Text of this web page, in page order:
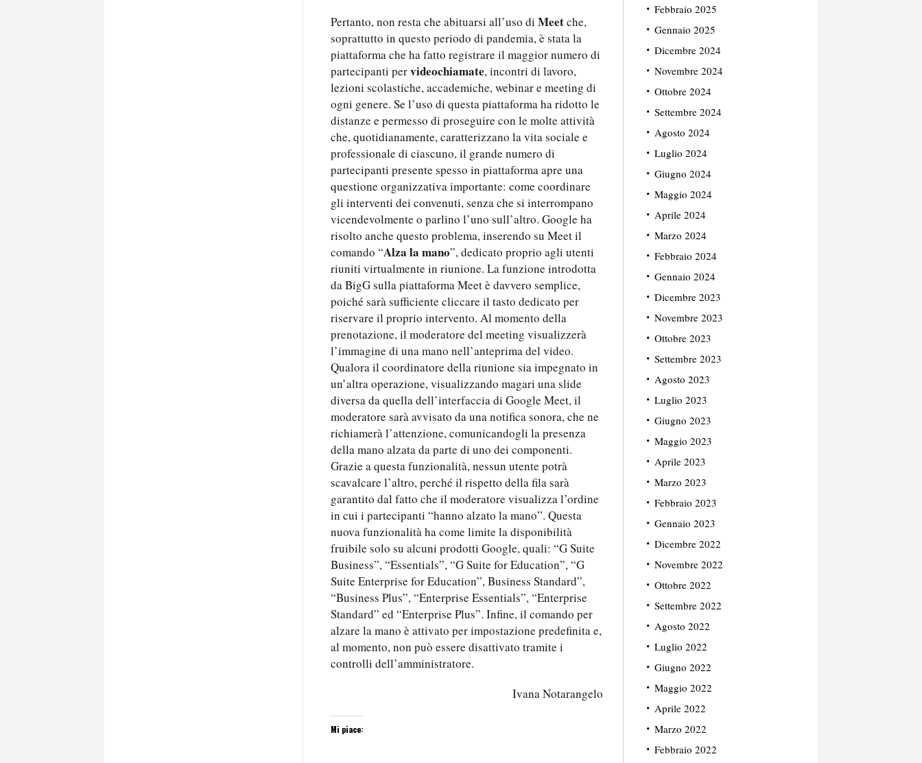
Pertanto, non resta che abituarsi all’uso di Meetche,
soprattutto in questo periodo di pandemia, è stata la
piattaforma che ha fatto registrare il maggior numero di
partecipanti pervideochiamate, incontri di lavoro,
lezioni scolastiche, accademiche, webinar e meeting di
ogni genere. Se l’uso di questa piattaforma ha ridotto le
distanze e permesso di proseguire con le molte attività
che, quotidianamente, caratterizzano la vita sociale e
professionale di ciascuno, il grande numero di
partecipanti presente spesso in piattaforma apre una
questione organizzativa importante: come coordinare
gli interventi dei convenuti, senza che si interrompano
vicendevolmente o parlino l’uno sull’altro. Google ha
risolto anche questo problema, inserendo su Meet il
comando “Alza la mano”, dedicato proprio agli utenti
riuniti virtualmente in riunione. La funzione introdotta
da BigG sulla piattaforma Meet è davvero semplice,
poiché sarà sufficiente cliccare il tasto dedicato per
riservare il proprio intervento. Al momento della
prenotazione, il moderatore del meeting visualizzerà
l’immagine di una mano nell’anteprima del video.
Qualora il coordinatore della riunione sia impegnato in
un’altra operazione, visualizzando magari una slide
diversa da quella dell’interfaccia di Google Meet, il
moderatore sarà avvisato da una notifica sonora, che ne
richiamerà l’attenzione, comunicandogli la presenza
della mano alzata da parte di uno dei componenti.
Grazie a questa funzionalità, nessun utente potrà
scavalcare l’altro, perché il rispetto della fila sarà
garantito dal fatto che il moderatore visualizza l’ordine
in cui i partecipanti “hanno alzato la mano”. Questa
nuova funzionalità ha come limite la disponibilità
fruibile solo su alcuni prodotti Google, quali: “G Suite
Business”, “Essentials”, “G Suite for Education”, “G
Suite Enterprise for Education”, Business Standard”,
“Business Plus”, “Enterprise Essentials”, “Enterprise
Standard” ed “Enterprise Plus”. Infine, il comando per
alzare la mano è attivato per impostazione predefinita e,
al momento, non può essere disattivato tramite i
controlli dell’amministratore.
Ivana Notarangelo
Mi piace:
Febbraio 2025
Gennaio 2025
Dicembre 2024
Novembre 2024
Ottobre 2024
Settembre 2024
Agosto 2024
Luglio 2024
Giugno 2024
Maggio 2024
Aprile 2024
Marzo 2024
Febbraio 2024
Gennaio 2024
Dicembre 2023
Novembre 2023
Ottobre 2023
Settembre 2023
Agosto 2023
Luglio 2023
Giugno 2023
Maggio 2023
Aprile 2023
Marzo 2023
Febbraio 2023
Gennaio 2023
Dicembre 2022
Novembre 2022
Ottobre 2022
Settembre 2022
Agosto 2022
Luglio 2022
Giugno 2022
Maggio 2022
Aprile 2022
Marzo 2022
Febbraio 2022